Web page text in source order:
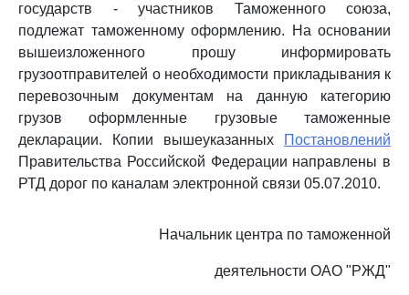
государств - участников Таможенного союза,
подлежат таможенному оформлению. На основании
вышеизложенного прошу информировать
грузоотправителей о необходимости прикладывания к
перевозочным документам на данную категорию
грузов оформленные грузовые таможенные
декларации. Копии вышеуказанных
Постановлений
Правительства Российской Федерации направлены в
РТД дорог по каналам электронной связи 05.07.2010.
Начальник центра по таможенной
деятельности ОАО "РЖД"